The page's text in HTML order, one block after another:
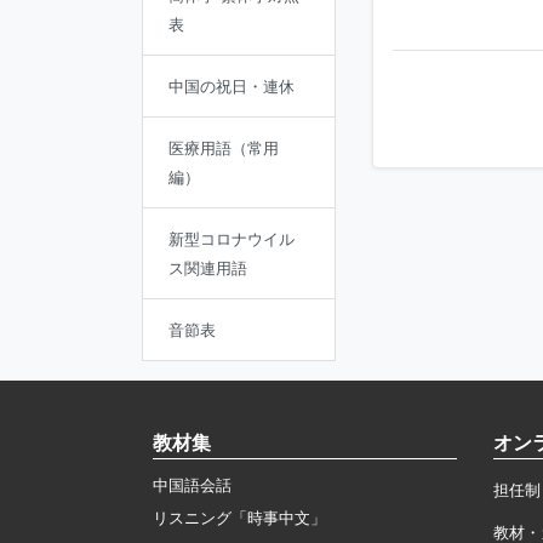
表
中国の祝日・連休
医療用語（常用
編）
新型コロナウイル
ス関連用語
音節表
教材集
中国語会話
リスニング「時事中文」
オン
担任
教材